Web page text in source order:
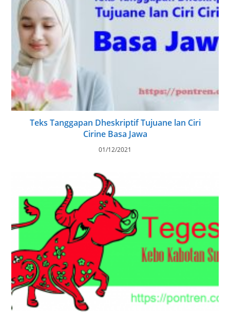
Teks Tanggapan Dheskriptif Tujuane lan Ciri
Cirine Basa Jawa
01/12/2021